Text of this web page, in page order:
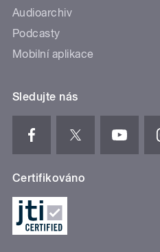
Audioarchiv
Podcasty
Mobilní aplikace
Sledujte nás
Certifikováno